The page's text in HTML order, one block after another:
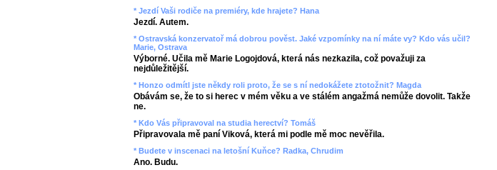
* Jezdí Vaši rodiče na premiéry, kde hrajete? Hana
Jezdí. Autem.
* Ostravská konzervatoř má dobrou pověst. Jaké vzpomínky na ní máte vy? Kdo vás učil?
Marie, Ostrava
Výborné. Učila mě Marie Logojdová, která nás nezkazila, což považuji za
nejdůležitější.
* Honzo odmítl jste někdy roli proto, že se s ní nedokážete ztotožnit? Magda
Obávám se, že to si herec v mém věku a ve stálém angažmá nemůže dovolit. Takže
ne.
* Kdo Vás připravoval na studia herectví? Tomáš
Připravovala mě paní Viková, která mi podle mě moc nevěřila.
* Budete v inscenaci na letošní Kuňce? Radka, Chrudim
Ano. Budu.